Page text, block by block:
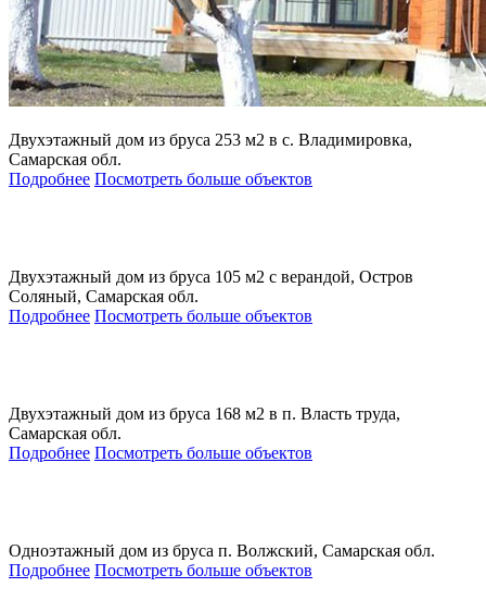
Двухэтажный дом из бруса 253 м2 в с. Владимировка,
Самарская обл.
Подробнее Посмотреть больше объектов
Двухэтажный дом из бруса 105 м2 с верандой, Остров
Соляный, Самарская обл.
Подробнее Посмотреть больше объектов
Двухэтажный дом из бруса 168 м2 в п. Власть труда,
Самарская обл.
Подробнее Посмотреть больше объектов
Одноэтажный дом из бруса п. Волжский, Самарская обл.
Подробнее Посмотреть больше объектов